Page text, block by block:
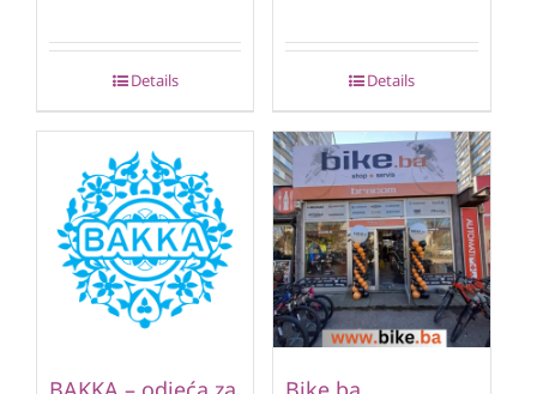
Details Details